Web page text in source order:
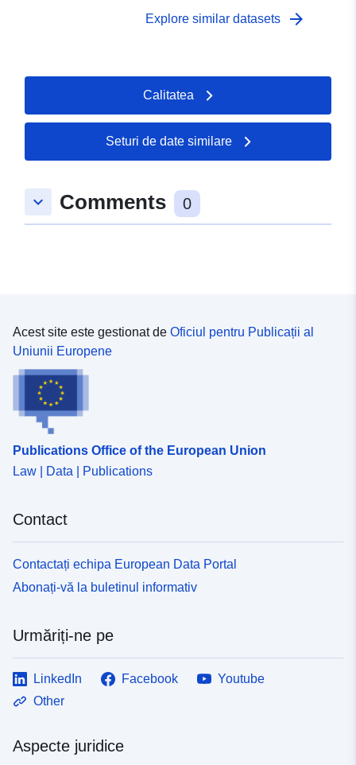
Explore similar datasets arrow_forward
Calitatea
Seturi de date similare
keyboard_arrow_down Comments 0
Acest site este gestionat de Oficiul pentru Publicații al
Uniunii Europene
Publications Office of the European Union
Law | Data | Publications
Contact
Contactați echipa European Data Portal
Abonați-vă la buletinul informativ
Urmăriți-ne pe
LinkedIn Facebook
Youtube
Other
Aspecte juridice